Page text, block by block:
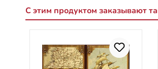
С этим продуктом заказывают